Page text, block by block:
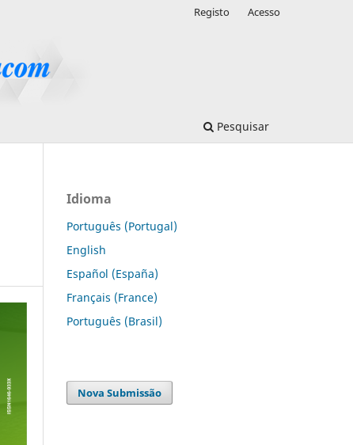
Pesquisar
Registo Acesso
Idioma
Português (Portugal)
English
Español (España)
Français (France)
Português (Brasil)
Nova Submissão